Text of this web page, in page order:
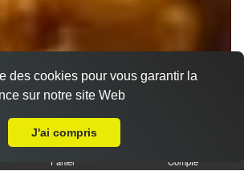
Panier Compte
des cookies pour vous garantir la
sur notre site Web
J'ai compris